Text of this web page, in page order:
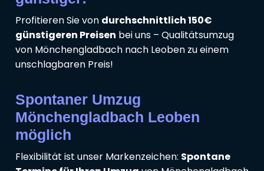
Profitieren Sie von durchschnittlich 150€
günstigeren Preisen bei uns – Qualitätsumzug
von Mönchengladbach nach Leoben zu einem
unschlagbaren Preis!
Spontaner Umzug
Mönchengladbach Leoben
möglich
Flexibilität ist unser Markenzeichen: Spontane